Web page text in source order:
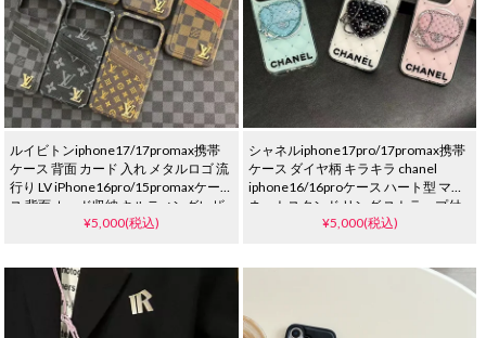
ルイビトンiphone17/17promax携帯
ケース 背面 カード 入れ メタルロゴ 流
行り LV iPhone16pro/15promaxケー
ス 背面 カード収納 キルティングレザ
ー ブランド風 iPhone15/14 proケース
¥5,000(税込)
シャネルiphone17pro/17promax携帯
ケース ダイヤ柄 キラキラ chanel
iphone16/16proケース ハート型 マグ
ネットスタンド リング ストラップ付
き 落下防止 iphone15/14/13ケース ハ
¥5,000(税込)